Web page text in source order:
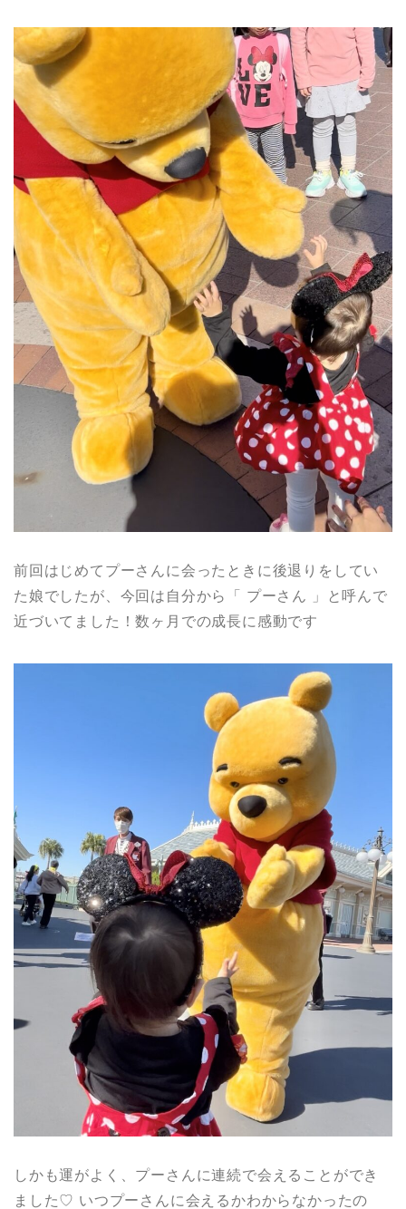
前回はじめてプーさんに会ったときに後退りをしてい
た娘でしたが、今回は自分から「 プーさん 」と呼んで
近づいてました！数ヶ月での成長に感動です
しかも運がよく、プーさんに連続で会えることができ
ました♡ いつプーさんに会えるかわからなかったの